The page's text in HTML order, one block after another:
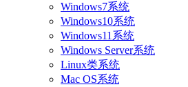
Windows7系统
Windows10系统
Windows11系统
Windows Server系统
Linux类系统
Mac OS系统